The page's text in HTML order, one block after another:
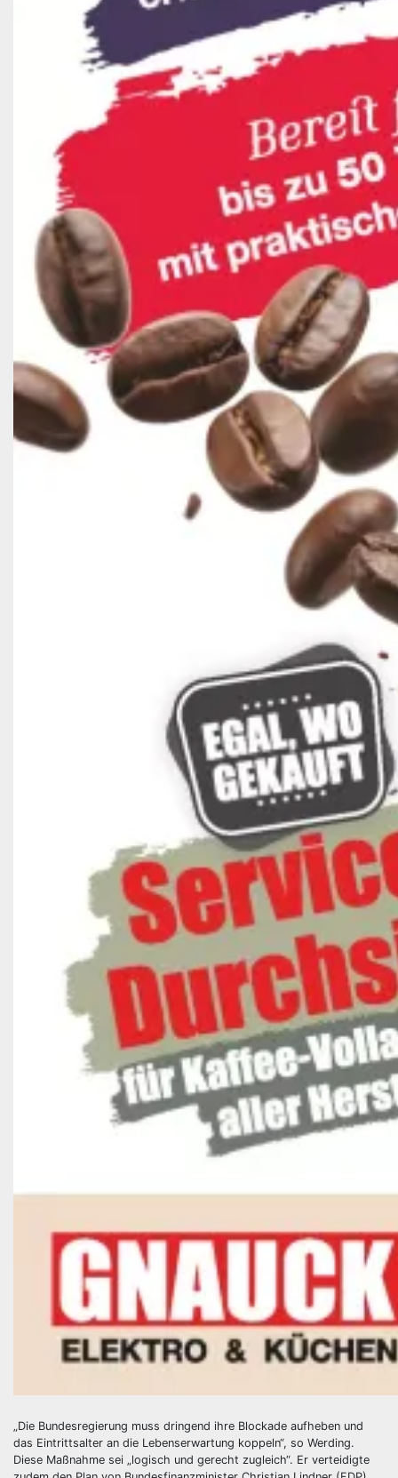
„Die Bundesregierung muss dringend ihre Blockade aufheben und
das Eintrittsalter an die Lebenserwartung koppeln“, so Werding.
Diese Maßnahme sei „logisch und gerecht zugleich“. Er verteidigte